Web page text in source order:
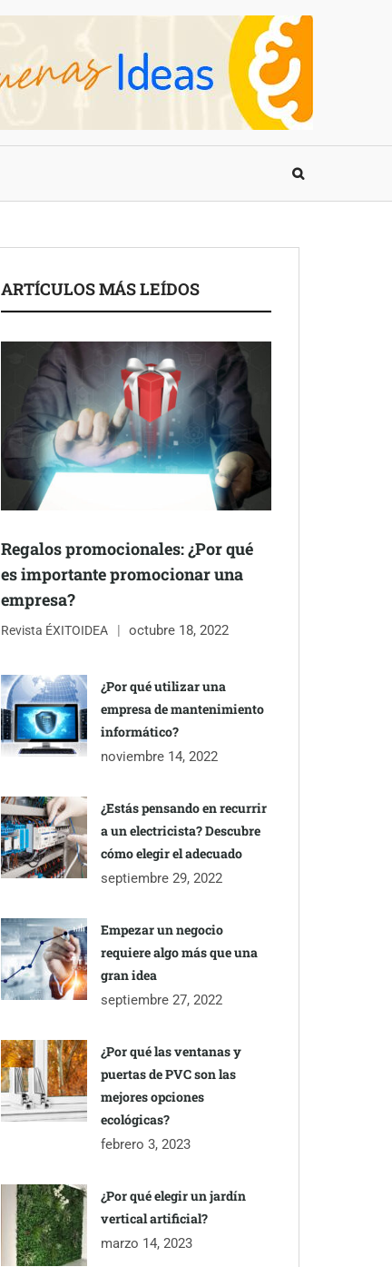
ARTÍCULOS MÁS LEÍDOS
Regalos promocionales: ¿Por qué
es importante promocionar una
empresa?
Revista ÉXITOIDEA octubre 18, 2022
¿Por qué utilizar una
empresa de mantenimiento
informático?
noviembre 14, 2022
¿Estás pensando en recurrir
a un electricista? Descubre
cómo elegir el adecuado
septiembre 29, 2022
Empezar un negocio
requiere algo más que una
gran idea
septiembre 27, 2022
¿Por qué las ventanas y
puertas de PVC son las
mejores opciones
ecológicas?
febrero 3, 2023
¿Por qué elegir un jardín
vertical artificial?
marzo 14, 2023